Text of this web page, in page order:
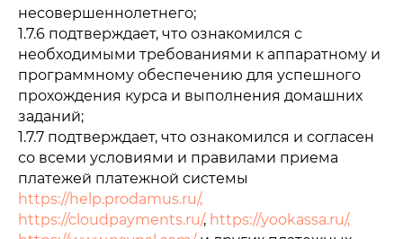
несовершеннолетнего;
1.7.6 подтверждает, что ознакомился с
необходимыми требованиями к аппаратному и
программному обеспечению для успешного
прохождения курса и выполнения домашних
заданий;
1.7.7 подтверждает, что ознакомился и согласен
со всеми условиями и правилами приема
платежей платежной системы
https://help.prodamus.ru/,
https://cloudpayments.ru/, https://yookassa.ru/,